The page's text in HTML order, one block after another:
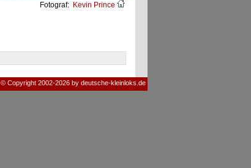
Fotograf: Kevin Prince
© Copyright 2002-2026 by deutsche-kleinloks.de